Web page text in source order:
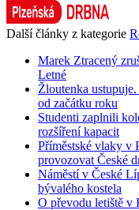
Další články z kategorie
Marek Ztracený
Letné
Žloutenka
od začátku roku
Studenti zaplnili
rozšíření kapacit
Příměstské vlaky v
provozovat České
Náměstí v České
bývalého kostela
O převodu letiště v